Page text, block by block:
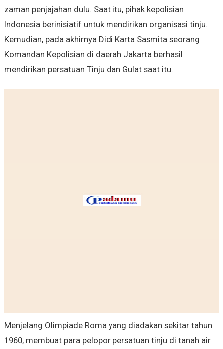
zaman penjajahan dulu. Saat itu, pihak kepolisian
Indonesia berinisiatif untuk mendirikan organisasi tinju.
Kemudian, pada akhirnya Didi Karta Sasmita seorang
Komandan Kepolisian di daerah Jakarta berhasil
mendirikan persatuan Tinju dan Gulat saat itu.
Menjelang Olimpiade Roma yang diadakan sekitar tahun
1960, membuat para pelopor persatuan tinju di tanah air